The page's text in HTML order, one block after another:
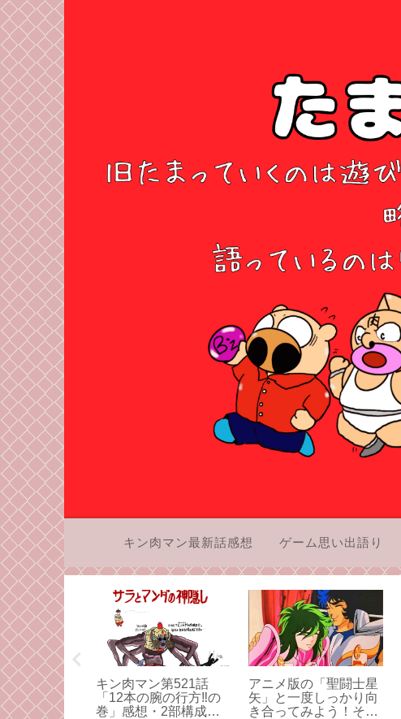
キン肉マン最新話感想 ゲーム思い出語り
「聖闘士星
しっかり向
よう！その
キン肉マン第521話
「12本の腕の行方‼の
巻」感想・2部構成。
アニメ版の「聖闘士星
矢」と一度しっかり向
き合ってみよう！その